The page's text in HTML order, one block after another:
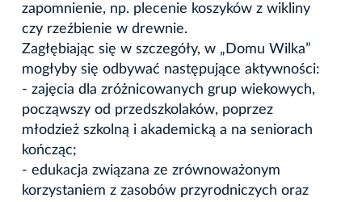
zapomnienie, np. plecenie koszyków z wikliny
czy rzeźbienie w drewnie.
Zagłębiając się w szczegóły, w „Domu Wilka”
mogłyby się odbywać następujące aktywności:
- zajęcia dla zróżnicowanych grup wiekowych,
począwszy od przedszkolaków, poprzez
młodzież szkolną i akademicką a na seniorach
kończąc;
- edukacja związana ze zrównoważonym
korzystaniem z zasobów przyrodniczych oraz